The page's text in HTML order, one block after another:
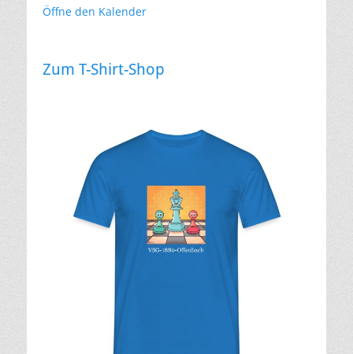
Öffne den Kalender
Zum T-Shirt-Shop